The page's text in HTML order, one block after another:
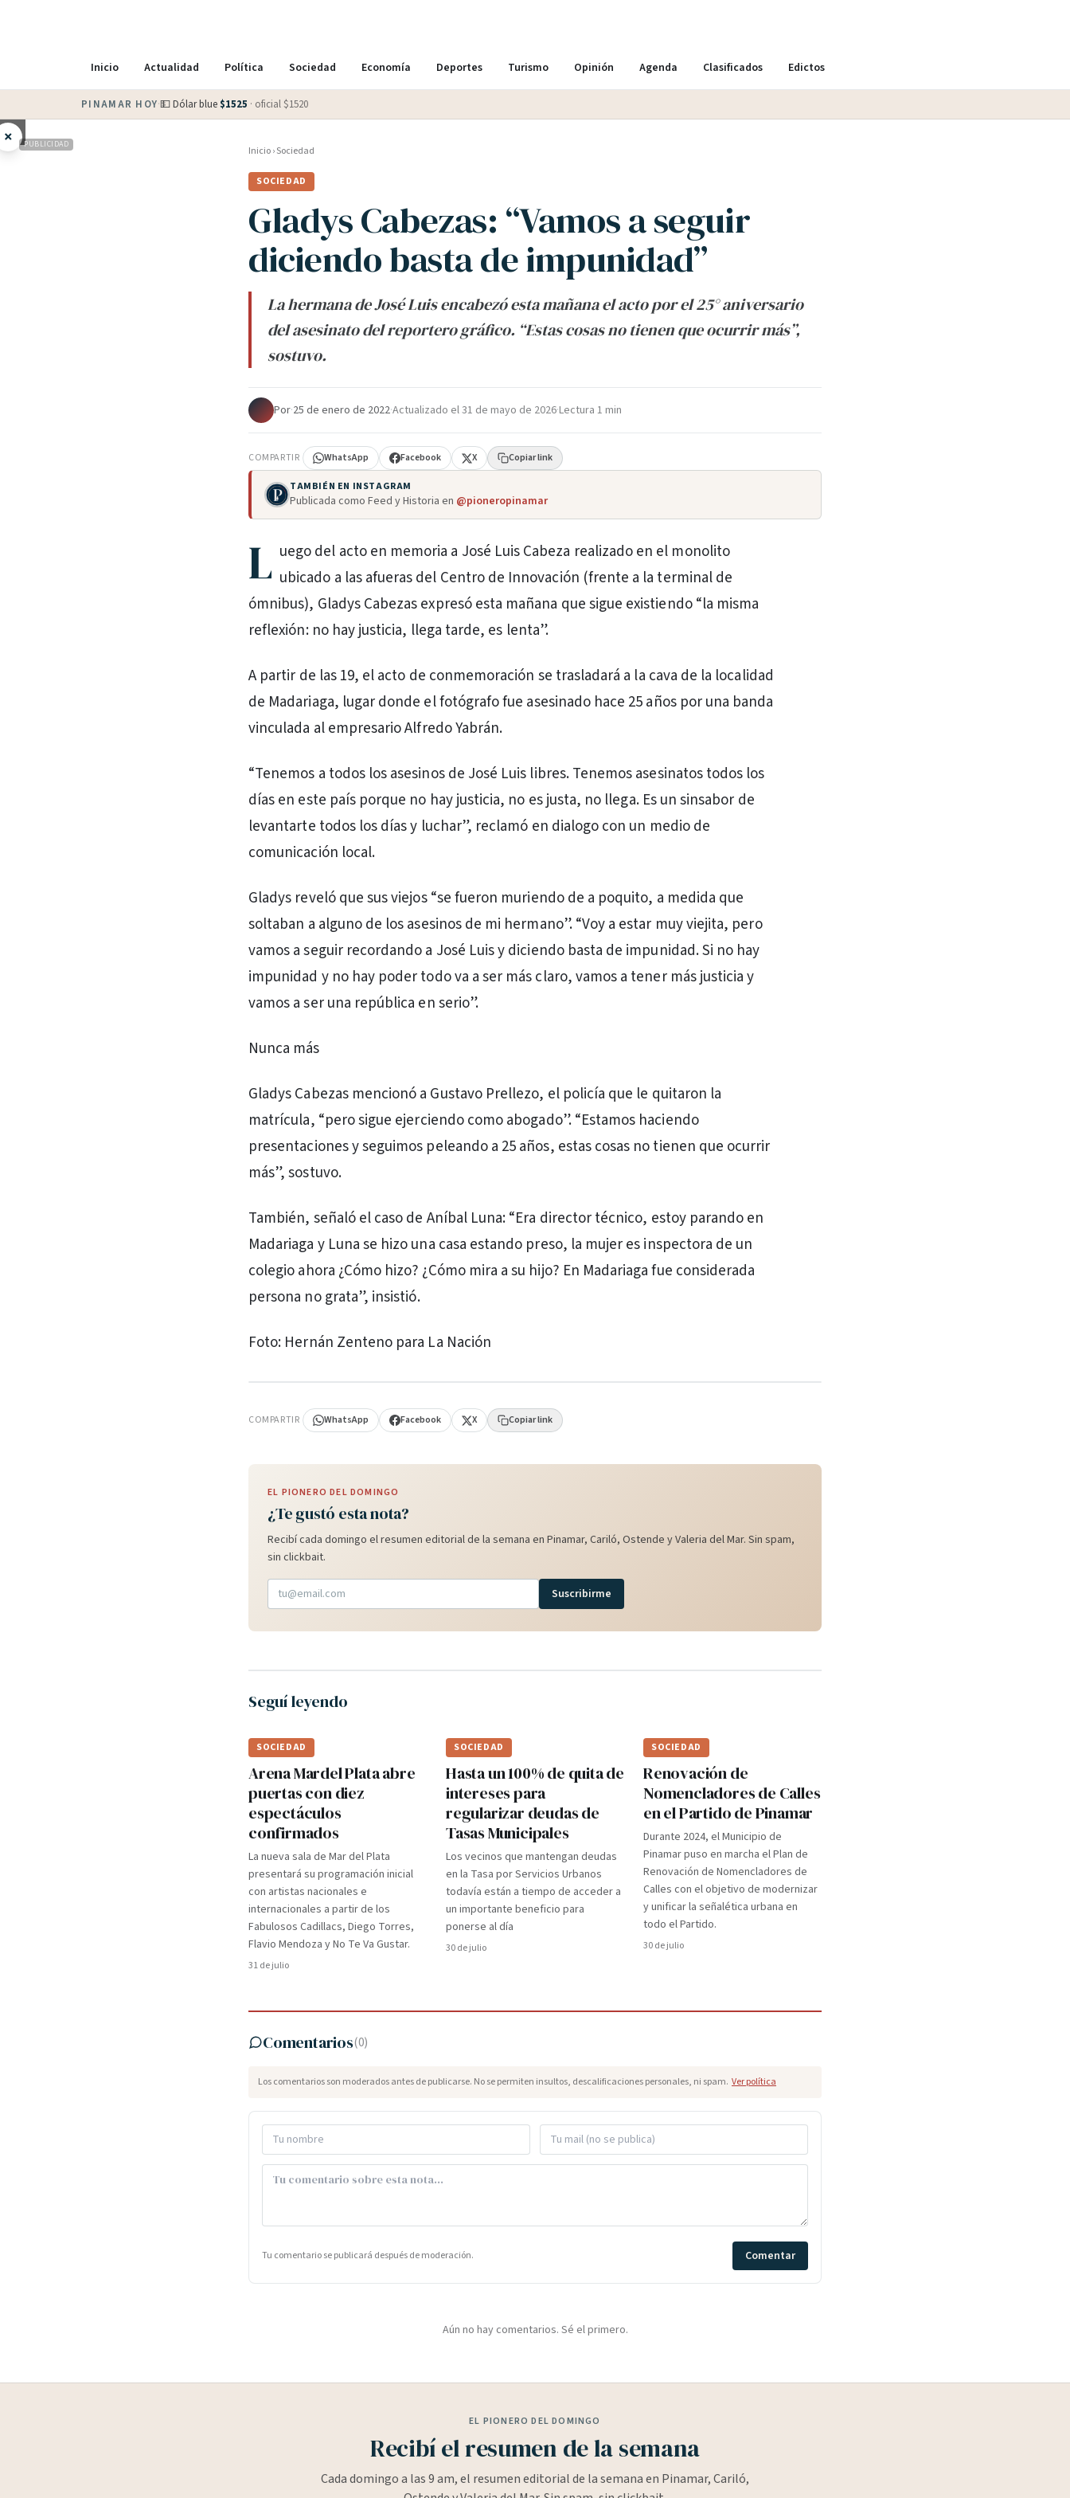
Inicio Actualidad Política Sociedad Economía Deportes Turismo Opinión Agenda Clasificados Edictos
PINAMAR HOY·💵 Dólar blue $1525 · oficial $1520
× PUBLICIDAD Inicio›Sociedad
SOCIEDAD
Gladys Cabezas: “Vamos a seguir
diciendo basta de impunidad”
La hermana de José Luis encabezó esta mañana el acto por el 25° aniversario
del asesinato del reportero gráfico. “Estas cosas no tienen que ocurrir más”,
sostuvo.
Por·25 de enero de 2022·Actualizado el31 de mayo de 2026·Lectura 1 min
COMPARTIR WhatsApp Facebook X Copiar link
TAMBIÉN EN INSTAGRAM
Publicada como Feed y Historia en @pioneropinamar
L uego del acto en memoria a José Luis Cabeza realizado en el monolito
ubicado a las afueras del Centro de Innovación (frente a la terminal de
ómnibus), Gladys Cabezas expresó esta mañana que sigue existiendo “la misma
reflexión: no hay justicia, llega tarde, es lenta”.
A partir de las 19, el acto de conmemoración se trasladará a la cava de la localidad
de Madariaga, lugar donde el fotógrafo fue asesinado hace 25 años por una banda
vinculada al empresario Alfredo Yabrán.
“Tenemos a todos los asesinos de José Luis libres. Tenemos asesinatos todos los
días en este país porque no hay justicia, no es justa, no llega. Es un sinsabor de
levantarte todos los días y luchar”, reclamó en dialogo con un medio de
comunicación local.
Gladys reveló que sus viejos “se fueron muriendo de a poquito, a medida que
soltaban a alguno de los asesinos de mi hermano”. “Voy a estar muy viejita, pero
vamos a seguir recordando a José Luis y diciendo basta de impunidad. Si no hay
impunidad y no hay poder todo va a ser más claro, vamos a tener más justicia y
vamos a ser una república en serio”.
Nunca más
Gladys Cabezas mencionó a Gustavo Prellezo, el policía que le quitaron la
matrícula, “pero sigue ejerciendo como abogado”. “Estamos haciendo
presentaciones y seguimos peleando a 25 años, estas cosas no tienen que ocurrir
más”, sostuvo.
También, señaló el caso de Aníbal Luna: “Era director técnico, estoy parando en
Madariaga y Luna se hizo una casa estando preso, la mujer es inspectora de un
colegio ahora ¿Cómo hizo? ¿Cómo mira a su hijo? En Madariaga fue considerada
persona no grata”, insistió.
Foto: Hernán Zenteno para La Nación
COMPARTIR WhatsApp Facebook X Copiar link
EL PIONERO DEL DOMINGO
¿Te gustó esta nota?
Recibí cada domingo el resumen editorial de la semana en Pinamar, Cariló, Ostende y Valeria del Mar. Sin spam,
sin clickbait.
Suscribirme
Seguí leyendo
SOCIEDAD
Arena Mardel Plata abre
puertas con diez
espectáculos
confirmados
La nueva sala de Mar del Plata
presentará su programación inicial
con artistas nacionales e
internacionales a partir de los
Fabulosos Cadillacs, Diego Torres,
Flavio Mendoza y No Te Va Gustar.
31 de julio
SOCIEDAD
Hasta un 100% de quita de
intereses para
regularizar deudas de
Tasas Municipales
Los vecinos que mantengan deudas
en la Tasa por Servicios Urbanos
todavía están a tiempo de acceder a
un importante beneficio para
ponerse al día
30 de julio
SOCIEDAD
Renovación de
Nomencladores de Calles
en el Partido de Pinamar
Durante 2024, el Municipio de
Pinamar puso en marcha el Plan de
Renovación de Nomencladores de
Calles con el objetivo de modernizar
y unificar la señalética urbana en
todo el Partido.
30 de julio
Comentarios(0)
Los comentarios son moderados antes de publicarse. No se permiten insultos, descalificaciones personales, ni spam. Ver política
Tu comentario se publicará después de moderación. Comentar
Aún no hay comentarios. Sé el primero.
EL PIONERO DEL DOMINGO
Recibí el resumen de la semana
Cada domingo a las 9 am, el resumen editorial de la semana en Pinamar, Cariló,